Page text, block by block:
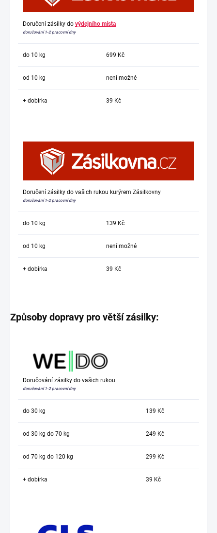
Doručení zásilky do výdejního místa
doručování 1-2 pracovní dny
do 10 kg 699 Kč
od 10 kg není možné
+ dobírka 39 Kč
Doručení zásilky do vašich rukou kurýrem Zásilkovny
doručování 1-2 pracovní dny
do 10 kg 139 Kč
od 10 kg není možné
+ dobírka 39 Kč
Způsoby dopravy pro větší zásilky:
Doručování zásilky do vašich rukou
doručování 1-2 pracovní dny
do 30 kg 139 Kč
od 30 kg do 70 kg 249 Kč
od 70 kg do 120 kg 299 Kč
+ dobírka 39 Kč